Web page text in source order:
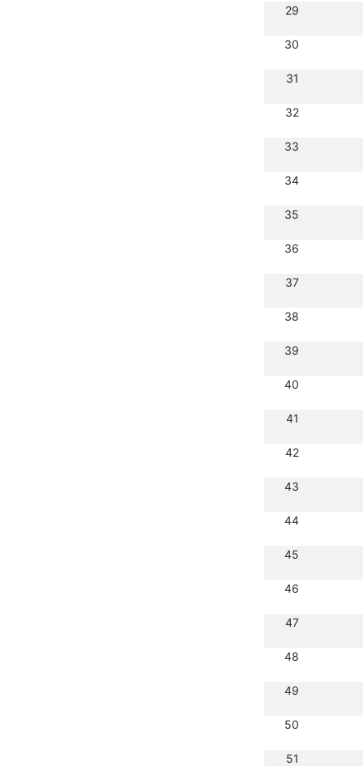
29
30
31
32
33
34
35
36
37
38
39
40
41
42
43
44
45
46
47
48
49
50
51